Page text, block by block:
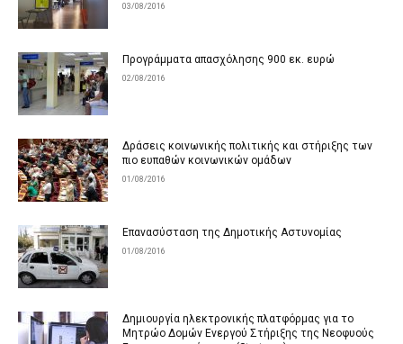
03/08/2016
Προγράμματα απασχόλησης 900 εκ. ευρώ
02/08/2016
Δράσεις κοινωνικής πολιτικής και στήριξης των
πιο ευπαθών κοινωνικών ομάδων
01/08/2016
Επανασύσταση της Δημοτικής Αστυνομίας
01/08/2016
Δημιουργία ηλεκτρονικής πλατφόρμας για το
Μητρώο Δομών Ενεργού Στήριξης της Νεοφυούς